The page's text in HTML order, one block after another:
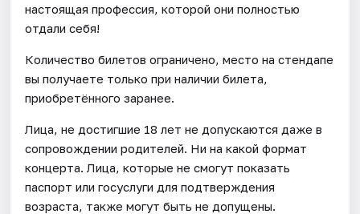
настоящая профессия, которой они полностью
отдали себя!
Количество билетов ограничено, место на стендапе
вы получаете только при наличии билета,
приобретённого заранее.
Лица, не достигшие 18 лет не допускаются даже в
сопровождении родителей. Ни на какой формат
концерта. Лица, которые не смогут показать
паспорт или госуслуги для подтверждения
возраста, также могут быть не допущены.